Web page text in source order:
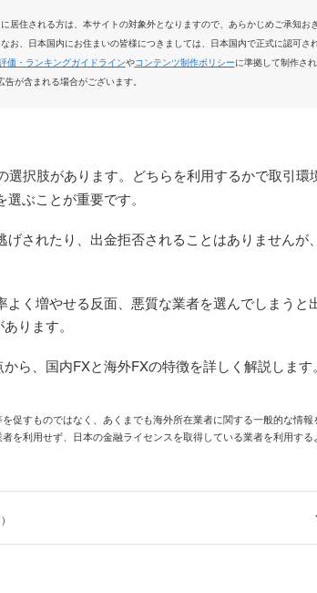
居住される方は、本サイトの対象外となりますので、あらかじめご承知お
お、日本国内にお住まいの皆様につきましては、日本国内で正式に認可さ
価・ランキングガイドラインやコンテンツ制作ポリシーに準拠して制作さ
が含まれる場合がございます。
選択肢があります。どちらを利用するかで取引環
ぶことが重要です。
されたり、出金拒否されることはありませんが
く増やせる反面、悪質な業者を選んでしまうと
ります。
ら、国内FXと海外FXの特徴を詳しく解説します。
促すものではなく、あくまでも海外所在業者に関する一般的な情報
を利用せず、日本の金融ライセンスを取得している業者を利用する